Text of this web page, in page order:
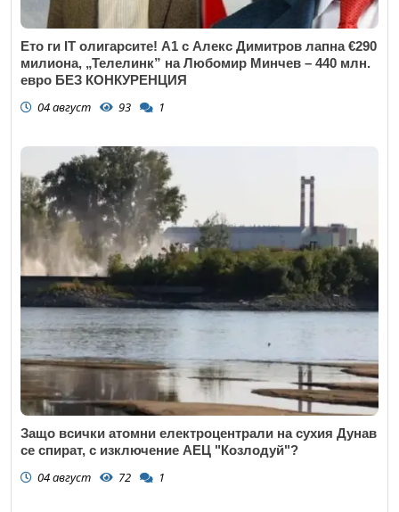
Ето ги IT олигарсите! А1 с Алекс Димитров лапна €290
милиона, „Телелинк” на Любомир Минчев – 440 млн.
евро БЕЗ КОНКУРЕНЦИЯ
04 август 93 1
Защо всички атомни електроцентрали на сухия Дунав
се спират, с изключение АЕЦ "Козлодуй"?
04 август 72 1